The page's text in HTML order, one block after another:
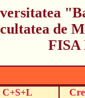
de
FISA
C+S+L